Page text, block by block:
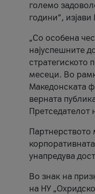
големо
години“,
„Со особена
најуспешните
стратегиското
месеци. Во
Македонската
верната
Претседателот
Партнерството
унапредува
Во знак на
на НУ